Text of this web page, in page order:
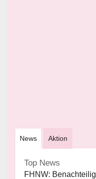
News Aktion
Top News
FHNW: